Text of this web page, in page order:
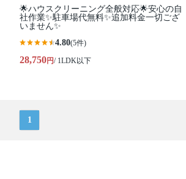
🌟ハウスクリーニング全般対応🌟安心の自
社作業✨️駐車場代無料✨️追加料金一切ござ
いません✨
4.80(5件)
28,750円/ 1LDK以下
1